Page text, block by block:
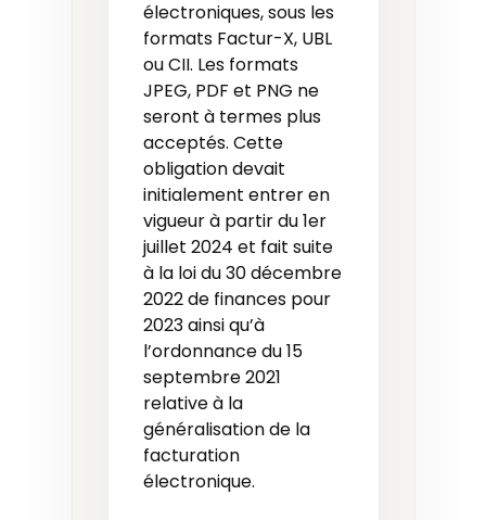
électroniques, sous les
formats Factur-X, UBL
ou CII. Les formats
JPEG, PDF et PNG ne
seront à termes plus
acceptés. Cette
obligation devait
initialement entrer en
vigueur à partir du 1er
juillet 2024 et fait suite
à la loi du 30 décembre
2022 de finances pour
2023 ainsi qu’à
l’ordonnance du 15
septembre 2021
relative à la
généralisation de la
facturation
électronique.